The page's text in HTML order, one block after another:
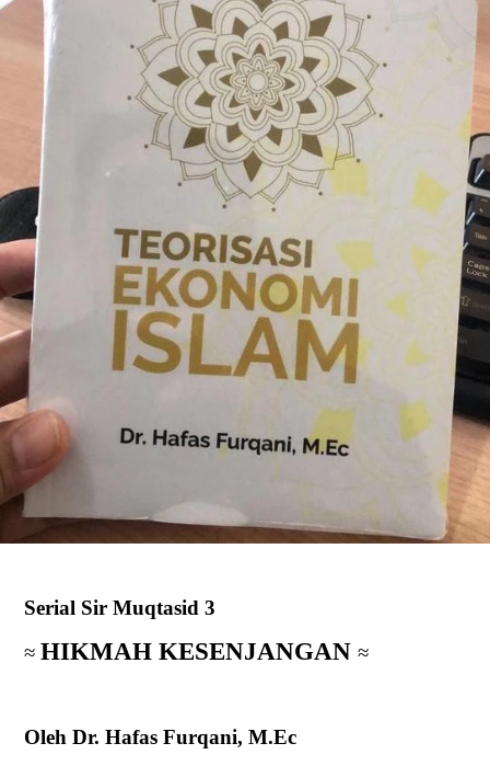
Serial Sir Muqtasid 3
≈ HIKMAH KESENJANGAN ≈
Oleh Dr. Hafas Furqani, M.Ec